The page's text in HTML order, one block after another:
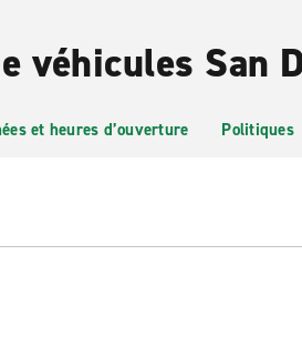
véhicules San
et heures d’ouverture Politiques